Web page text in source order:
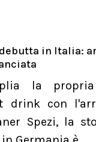
in Italia:
la
drink con
Spezi, la